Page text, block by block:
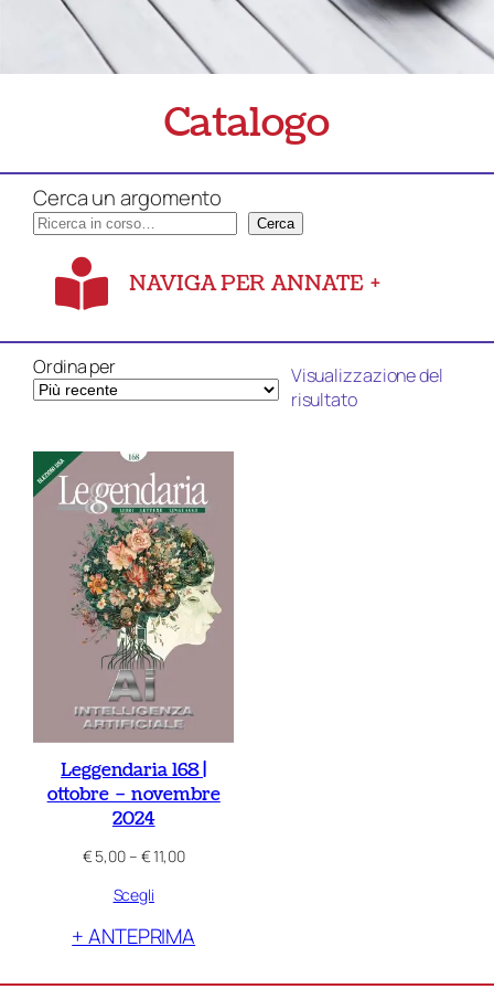
Catalogo
Cerca un argomento
Cerca
NAVIGA PER ANNATE +
Ordina per
Visualizzazione del
risultato
Leggendaria 168 |
ottobre – novembre
2024
€5,00– €11,00Fascia
€ 5,00
€ 11,00
Scegli
+ ANTEPRIMA